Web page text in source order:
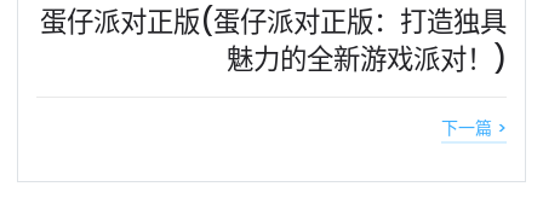
蛋仔派对正版(蛋仔派对正版：打造独具
魅力的全新游戏派对！)
下一篇 >